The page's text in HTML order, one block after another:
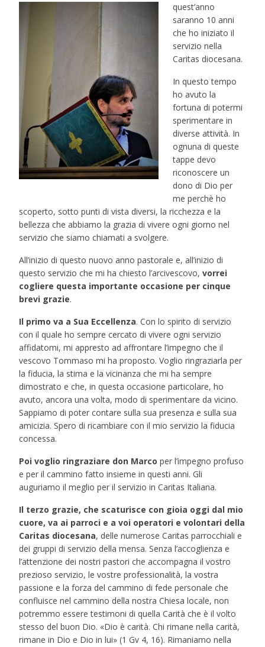
quest’anno
saranno 10 anni
che ho iniziato il
servizio nella
Caritas diocesana.
In questo tempo
ho avuto la
fortuna di potermi
sperimentare in
diverse attività. In
ognuna di queste
tappe devo
riconoscere un
dono di Dio per
me perchè ho
scoperto, sotto punti di vista diversi, la ricchezza e la
bellezza che abbiamo la grazia di vivere ogni giorno nel
servizio che siamo chiamati a svolgere.
All’inizio di questo nuovo anno pastorale e, all’inizio di
questo servizio che mi ha chiesto l’arcivescovo,vorrei
cogliere questa importante occasione per cinque
brevi grazie.
Il primo va a Sua Eccellenza. Con lo spirito di servizio
con il quale ho sempre cercato di vivere ogni servizio
affidatomi, mi appresto ad affrontare l’impegno che il
vescovo Tommaso mi ha proposto. Voglio ringraziarla per
la fiducia, la stima e la vicinanza che mi ha sempre
dimostrato e che, in questa occasione particolare, ho
avuto, ancora una volta, modo di sperimentare da vicino.
Sappiamo di poter contare sulla sua presenza e sulla sua
amicizia. Spero di ricambiare con il mio servizio la fiducia
concessa.
Poi voglio ringraziare don Marco per l’impegno profuso
e per il cammino fatto insieme in questi anni. Gli
auguriamo il meglio per il servizio in Caritas Italiana.
Il terzo grazie, che scaturisce con gioia oggi dal mio
cuore, va ai parroci e a voi operatori e volontari della
Caritas diocesana, delle numerose Caritas parrocchiali e
dei gruppi di servizio della mensa. Senza l’accoglienza e
l’attenzione dei nostri pastori che accompagna il vostro
prezioso servizio, le vostre professionalità, la vostra
passione e la forza del cammino di fede personale che
confluisce nel cammino della nostra Chiesa locale, non
potremmo essere testimoni di quella Carità che è il volto
stesso del buon Dio. «Dio è carità. Chi rimane nella carità,
rimane in Dio e Dio in lui» (1 Gv 4, 16). Rimaniamo nella